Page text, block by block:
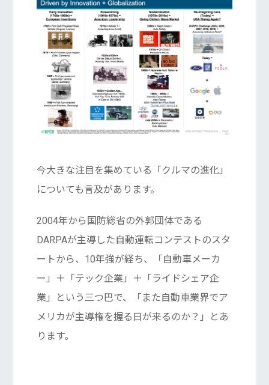
今大きな注目を集めている「クルマの進化」
についても言及があります。
2004年から国防総省の外郭団体である
DARPAが主導した自動運転コンテストのスタ
ートから、10年強が経ち、「自動車メーカ
ー」＋「テック企業」＋「ライドシェア企
業」という三つ巴で、「また自動車業界でア
メリカが主導権を握る日が来るのか？」とあ
ります。